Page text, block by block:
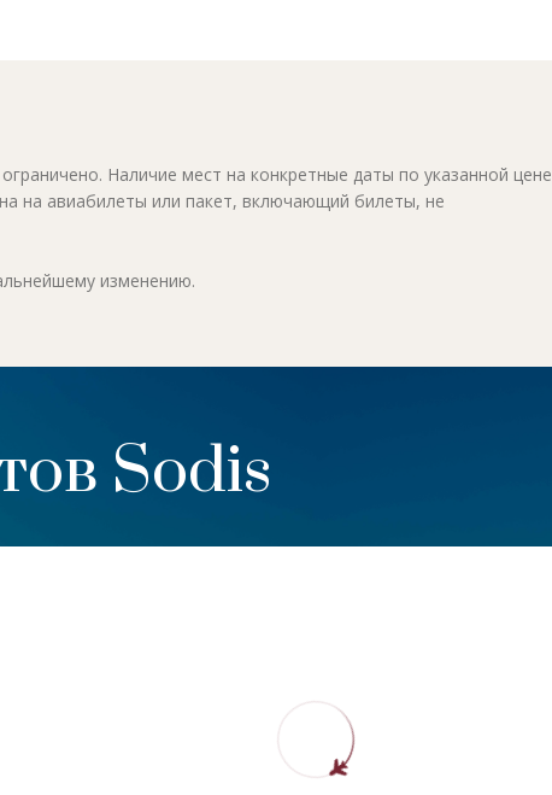
Наличие мест на конкретные даты по указанной цене
на авиабилеты или пакет, включающий билеты, не
изменению.
Sodis